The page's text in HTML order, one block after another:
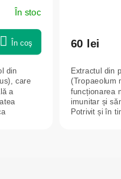
În stoc
În coş
din
care
a
60 lei
Extractul din
(Tropaeolum
funcționarea
imunitar și
Potrivit și în